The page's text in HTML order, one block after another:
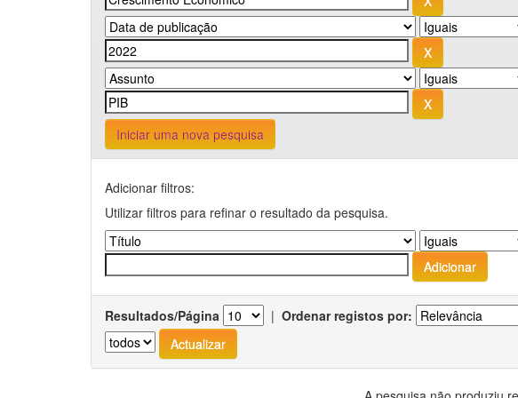
Iniciar uma nova pesquisa
Adicionar filtros:
Utilizar filtros para refinar o resultado da pesquisa.
Resultados/Página | Ordenar registos por: